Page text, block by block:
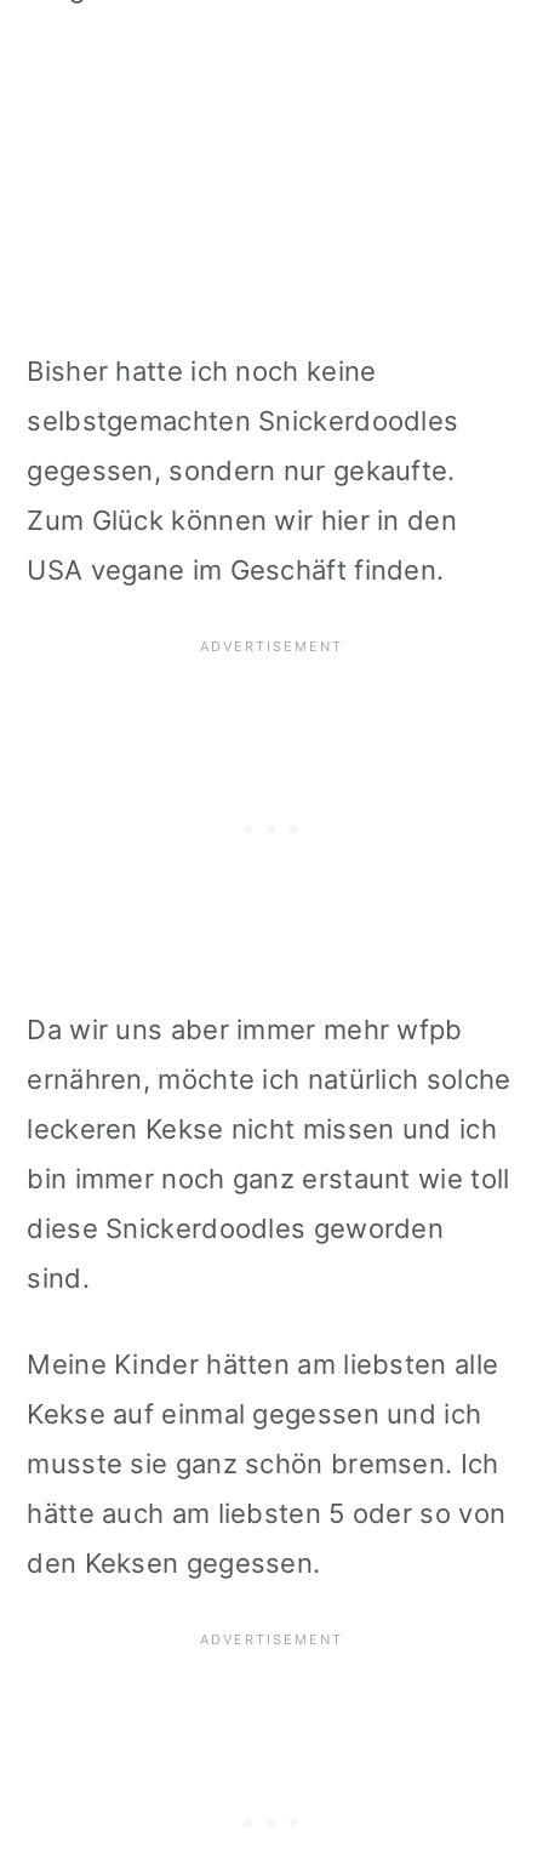
Bisher hatte ich noch keine
selbstgemachten Snickerdoodles
gegessen, sondern nur gekaufte.
Zum Glück können wir hier in den
USA vegane im Geschäft finden.
Da wir uns aber immer mehr wfpb
ernähren, möchte ich natürlich solche
leckeren Kekse nicht missen und ich
bin immer noch ganz erstaunt wie toll
diese Snickerdoodles geworden
sind.
Meine Kinder hätten am liebsten alle
Kekse auf einmal gegessen und ich
musste sie ganz schön bremsen. Ich
hätte auch am liebsten 5 oder so von
den Keksen gegessen.